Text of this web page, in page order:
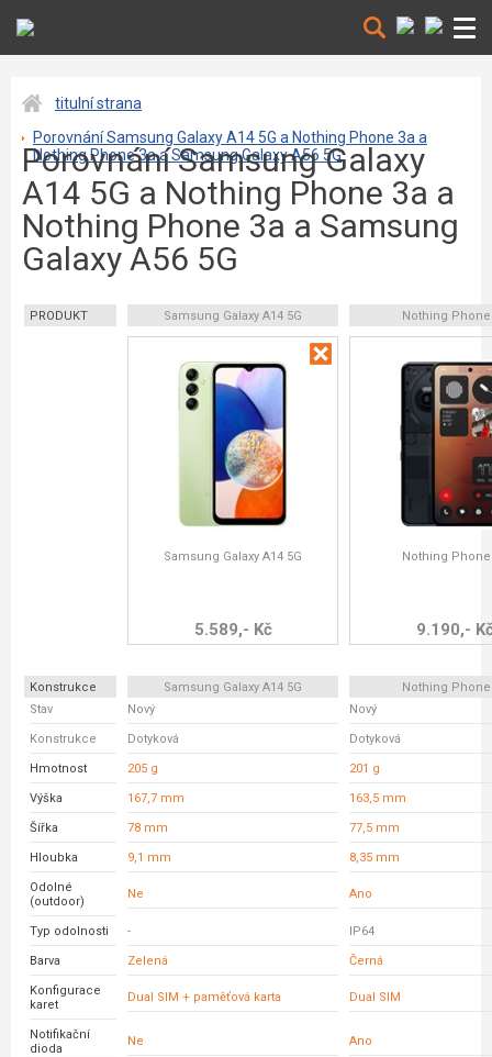
titulní strana
Porovnání Samsung Galaxy A14 5G a Nothing Phone 3a a
Nothing Phone 3a a Samsung Galaxy A56 5G
Porovnání Samsung Galaxy
A14 5G a Nothing Phone 3a a
Nothing Phone 3a a Samsung
Galaxy A56 5G
PRODUKT Samsung Galaxy A14 5G Nothing Phone
Samsung Galaxy A14 5G
5.589,- Kč
Nothing Phone
9.190,-
Konstrukce Samsung Galaxy A14 5G
Nothing Phone
Stav
Nový Nový
Konstrukce Dotyková Dotyková
Hmotnost 205 g 201 g
Výška 167,7 mm 163,5 mm
Šířka 78 mm 77,5 mm
Hloubka 9,1 mm 8,35 mm
Odolné
(outdoor)
Ne Ano
Typ odolnosti - IP64
Barva Zelená Černá
Konfigurace
karet
Dual SIM + paměťová karta Dual SIM
Notifikační
dioda
Ne Ano